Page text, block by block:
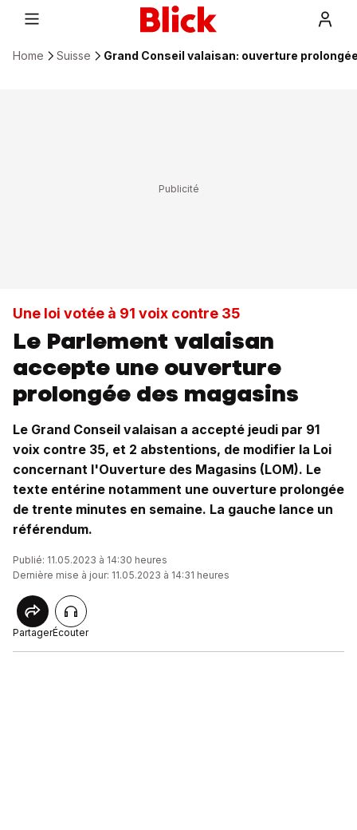
Home Suisse Grand Conseil valaisan: ouverture
Une loi votée à 91 voix contre 35
Le Parlement valaisan
accepte une ouverture
prolongée des magasins
Le Grand Conseil valaisan a accepté jeudi par 91
voix contre 35, et 2 abstentions, de modifier la Loi
concernant l'Ouverture des Magasins (LOM). Le
texte entérine notamment une ouverture prolongée
de trente minutes en semaine. La gauche lance un
référendum.
Publié: 11.05.2023 à 14:30 heures
Dernière mise à jour: 11.05.2023 à 14:31 heures
PartagerÉcouter